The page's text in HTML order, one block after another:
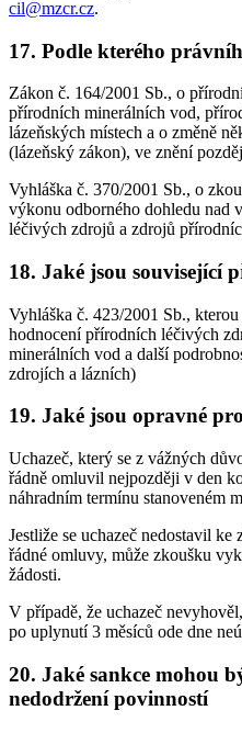
cil@mzcr.cz.
17. Podle kterého
Zákon č. 164/2001 Sb., o
přírodních minerálních vod,
lázeňských místech a o změně
(lázeňský zákon), ve znění
Vyhláška č. 370/2001 Sb., o
výkonu odborného dohledu nad
léčivých zdrojů a zdrojů
18. Jaké jsou související
Vyhláška č. 423/2001 Sb., kterou
hodnocení přírodních léčivých
minerálních vod a další
zdrojích a lázních)
19. Jaké jsou opravné
Uchazeč, který se z vážných
řádně omluvil nejpozději v den
náhradním termínu stanoveném
Jestliže se uchazeč nedostavil ke
řádné omluvy, může zkoušku
žádosti.
V případě, že uchazeč
po uplynutí 3 měsíců ode dne
20. Jaké sankce mohou
nedodržení povinností